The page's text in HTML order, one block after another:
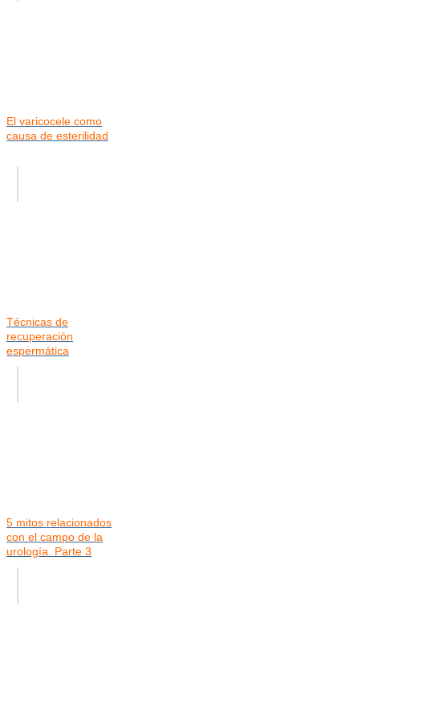
El varicocele como
causa de esterilidad
Técnicas de
recuperación
espermática
5 mitos relacionados
con el campo de la
urología. Parte 3